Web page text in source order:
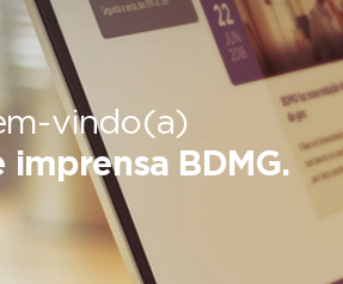
vindo(a)
imprensa BDMG.